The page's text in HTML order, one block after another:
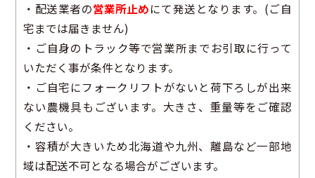
・配送業者の営業所止めにて発送となります。(ご自
宅までは届きません)
・ご自身のトラック等で営業所までお引取に行って
いただく事が条件となります。
・ご自宅にフォークリフトがないと荷下ろしが出来
ない農機具もございます。大きさ、重量等をご確認
ください。
・容積が大きいため北海道や九州、離島など一部地
域は配送不可となる場合がございます。